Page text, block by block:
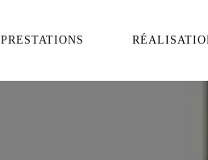
PRESTATIONS
VIDÉASTE MARIAGE